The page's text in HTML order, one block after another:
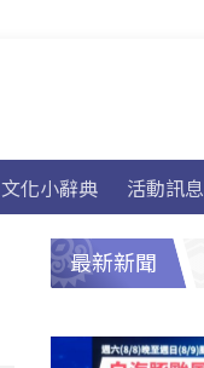
文化小辭典 活動訊息
最新新聞